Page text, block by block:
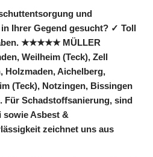
und
Ihrer Gegend gesucht? ✓ Toll
★★★★★ MÜLLER
Weilheim (Teck), Zell
Holzmaden, Aichelberg,
(Teck), Notzingen, Bissingen
Für Schadstoffsanierung, sind
Asbest &
zeichnet uns aus